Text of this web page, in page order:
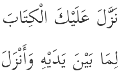
نَزَّلَ عَلَيْكَ
لِمَا بَيْنَ يَدَيْهِ وَأَنْزَلَ